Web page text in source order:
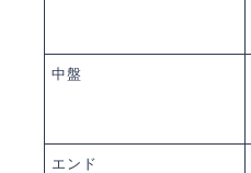
中盤
エンド